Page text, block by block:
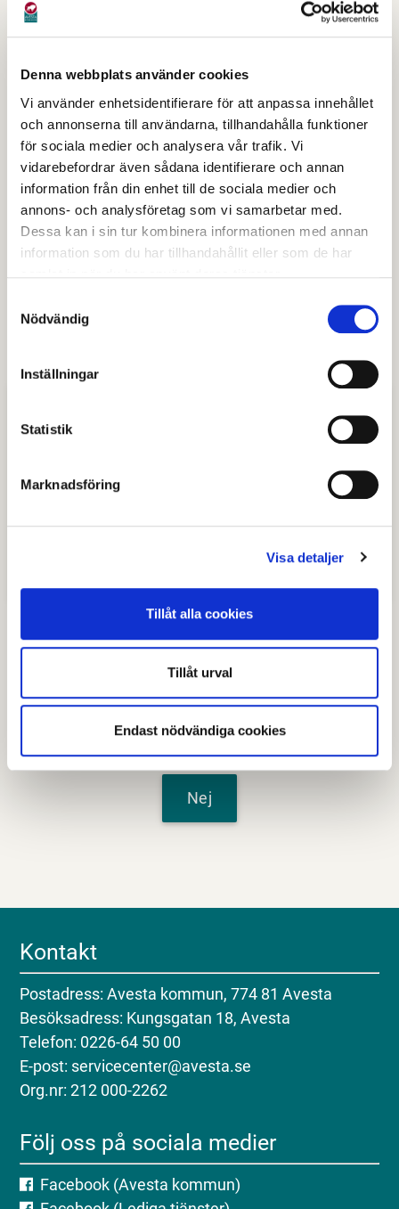
Denna webbplats använder cookies
Vi använder enhetsidentifierare för att anpassa innehållet
och annonserna till användarna, tillhandahålla funktioner
för sociala medier och analysera vår trafik. Vi
vidarebefordrar även sådana identifierare och annan
information från din enhet till de sociala medier och
annons- och analysföretag som vi samarbetar med.
Dessa kan i sin tur kombinera informationen med annan
information som du har tillhandahållit eller som de har
Nödvändig
Inställningar
Statistik
Marknadsföring
Visa detaljer
Tillåt alla cookies
Tillåt urval
Endast nödvändiga cookies
kris eller samhällsstörning
Informera andra om var dina nödsaker finns
att den fungerar även vid strömavbrott
Bär alltid din medicinska bricka, ID eller armband
Planera för hur du kan lämna din bostad om det
behövs. Testa och ta reda på var du har
utrymningsvägar. Om du inte vet om detta, fråga
gärna någon som vet
Planera för att ta hand om ledarhund under och
efter en kris
funktionsnedsättning så underlättar det att kunna
synnedsättning
Tips för döva och hörselskadade
14 november 2024
Nej
Kontakt
Postadress: Avesta kommun, 774 81 Avesta
Besöksadress: Kungsgatan 18, Avesta
Telefon: 0226-64 50 00
E-post: servicecenter@avesta.se
Org.nr: 212 000-2262
Följ oss på sociala medier
Facebook (Avesta kommun)